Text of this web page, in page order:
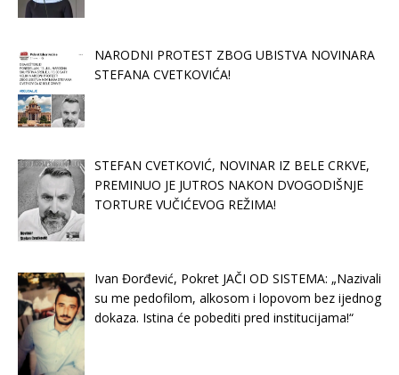
NARODNI PROTEST ZBOG UBISTVA NOVINARA
STEFANA CVETKOVIĆA!
STEFAN CVETKOVIĆ, NOVINAR IZ BELE CRKVE,
PREMINUO JE JUTROS NAKON DVOGODIŠNJE
TORTURE VUČIĆEVOG REŽIMA!
Ivan Đorđević, Pokret JAČI OD SISTEMA: „Nazivali
su me pedofilom, alkosom i lopovom bez ijednog
dokaza. Istina će pobediti pred institucijama!“